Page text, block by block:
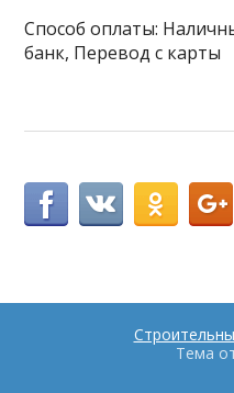
Способ оплаты:
банк, Перевод с карты
Тема